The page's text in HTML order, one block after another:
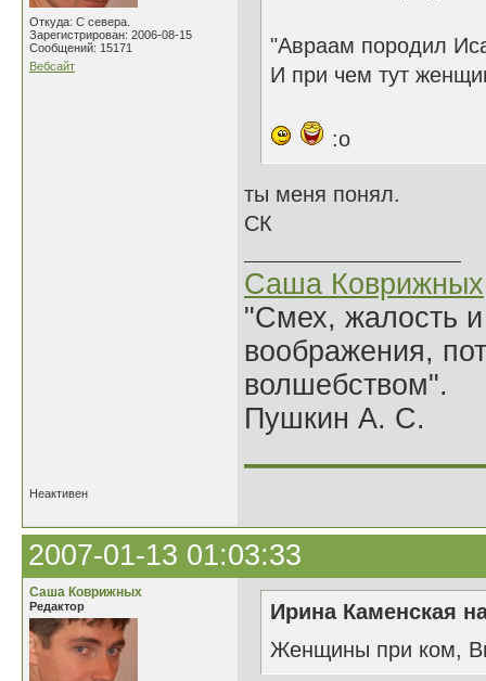
Откуда: С севера.
Зарегистрирован: 2006-08-15
Сообщений: 15171
Вебсайт
"Авраам породил
И при чем тут
:o
ты меня понял.
СК
Саша Коврижных
"Смех, жалость
воображения,
волшебством".
Пушкин А. С.
Неактивен
2007-01-13 01:03:33
Саша Коврижных
Редактор
Ирина Каменская
Женщины при ком,